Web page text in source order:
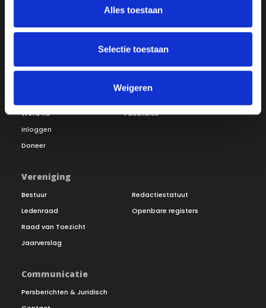
Alles toestaan
Selectie toestaan
Weigeren
Word lid
Inloggen
Doneer
Vacatures
Vereniging
Bestuur
Ledenraad
Raad van Toezicht
Jaarverslag
Redactiestatuut
Openbare registers
Communicatie
Persberichten & Juridisch